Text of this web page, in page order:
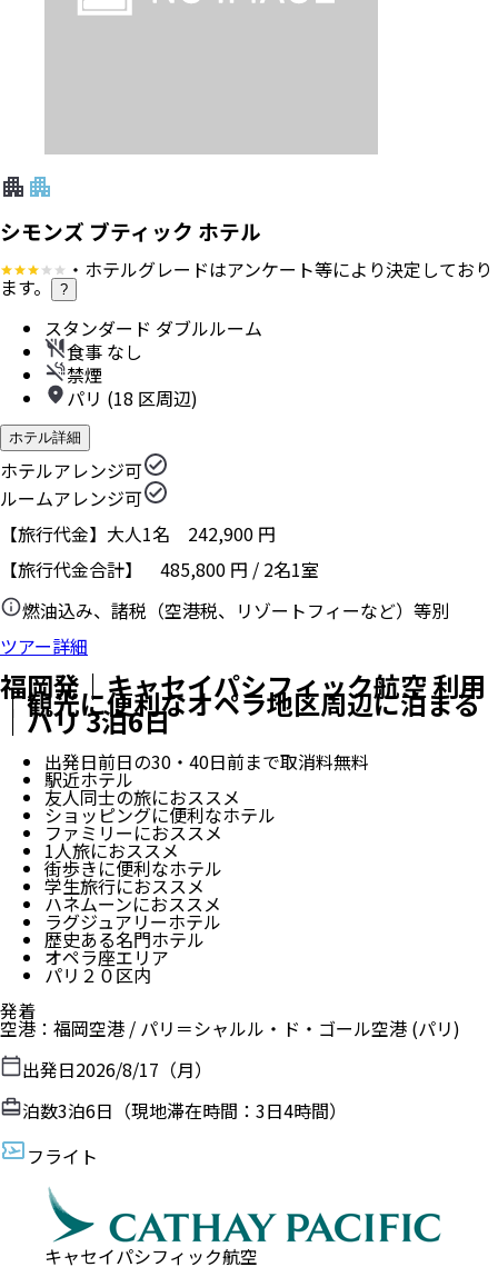
シモンズ ブティック ホテル
・ホテルグレードはアンケート等により決定しており
ます。 ?
スタンダード ダブルルーム
食事 なし
禁煙
パリ (18 区周辺)
ホテル詳細
ホテルアレンジ可
ルームアレンジ可
【旅行代金】大人1名 242,900 円
【旅行代金合計】 485,800 円 / 2名1室
燃油込み、諸税（空港税、リゾートフィーなど）等別
ツアー詳細
福岡発｜キャセイパシフィック航空 利用
｜観光に便利なオペラ地区周辺に泊まる
｜パリ 3泊6日
出発日前日の30・40日前まで取消料無料
駅近ホテル
友人同士の旅におススメ
ショッピングに便利なホテル
ファミリーにおススメ
1人旅におススメ
街歩きに便利なホテル
学生旅行におススメ
ハネムーンにおススメ
ラグジュアリーホテル
歴史ある名門ホテル
オペラ座エリア
パリ２０区内
発着
空港 ： 福岡空港 / パリ＝シャルル・ド・ゴール空港 (パリ)
出発日2026/8/17（月）
泊数3泊6日（現地滞在時間： 3日4時間）
フライト
キャセイパシフィック航空